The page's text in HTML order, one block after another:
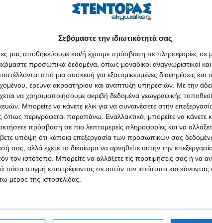
Σεβόμαστε την ιδιωτικότητά σας
μας αποθηκεύουμε και/ή έχουμε πρόσβαση σε πληροφορίες
προσωπικά δεδομένα, όπως μοναδικοί αναγνωριστικοί
από μια συσκευή για εξατομικευμένες διαφημίσεις και
έρευνα ακροατηρίου και ανάπτυξη υπηρεσιών. Με την
να χρησιμοποιήσουμε ακριβή δεδομένα γεωγραφικής
Μπορείτε να κάνετε κλικ για να συναινέσετε στην
περιγράφεται παραπάνω. Εναλλακτικά, μπορείτε να κάνετε
πρόσβαση σε πιο λεπτομερείς πληροφορίες και να
υπόψη ότι κάποια επεξεργασία των προσωπικών σας
σας, αλλά έχετε το δικαίωμα να αρνηθείτε αυτήν την
τον ιστότοπο. Μπορείτε να αλλάξετε τις προτιμήσεις σας ή να
στιγμή επιστρέφοντας σε αυτόν τον ιστότοπο και κάνοντας
μέρος της ιστοσελίδας.
οριζοντίως σε όλους τους κλάδους, δεν
στον τομέα της IT (τεχνολογίας πληροφορικής). Βοηθάμε
του The People’s Trust Πολ Κίντνεϊ στη διάρκεια
μικρές και πολύ μικρές επιχειρήσεις.
στο 20%, και για τη νέα γενιά φθάνει στο 45%. Οι μικρές
στην Ελλάδα και αυτό δημιουργεί κατά 76%-85% τις
του επιχειρηματικού σχεδίου (αξιολογείται όπως θα το
ομάδα, στο ολοκληρωμένο business plan, στο
εργασίας. Θετικά κριτήρια στην αξιολόγηση είναι η
θέλουμε να έχει αντίκτυπο στην Ελλάδα», υπογράμμισε
People’s Trust και εκτελεστική διευθύντρια του Κοινωφελούς
οργανισμού. «Δεχόμαστε αιτήσεις για να δημιουργηθεί μία
συσταθεί η επιχείρηση. Χρηματοδοτούμε μόνο επιχειρήσεις
Trust είναι ότι χορηγεί κεφάλαιο ως οικονομική αρωγή σε νέες